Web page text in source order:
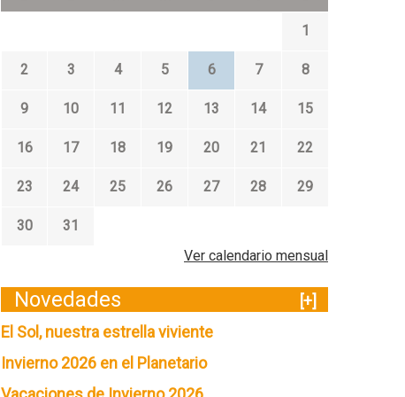
1
2 3 4 5 6 7 8
9 10 11 12 13 14 15
16 17 18 19 20 21 22
23 24 25 26 27 28 29
30
31
Ver calendario mensual
Novedades
[+]
El Sol, nuestra estrella viviente
Invierno 2026 en el Planetario